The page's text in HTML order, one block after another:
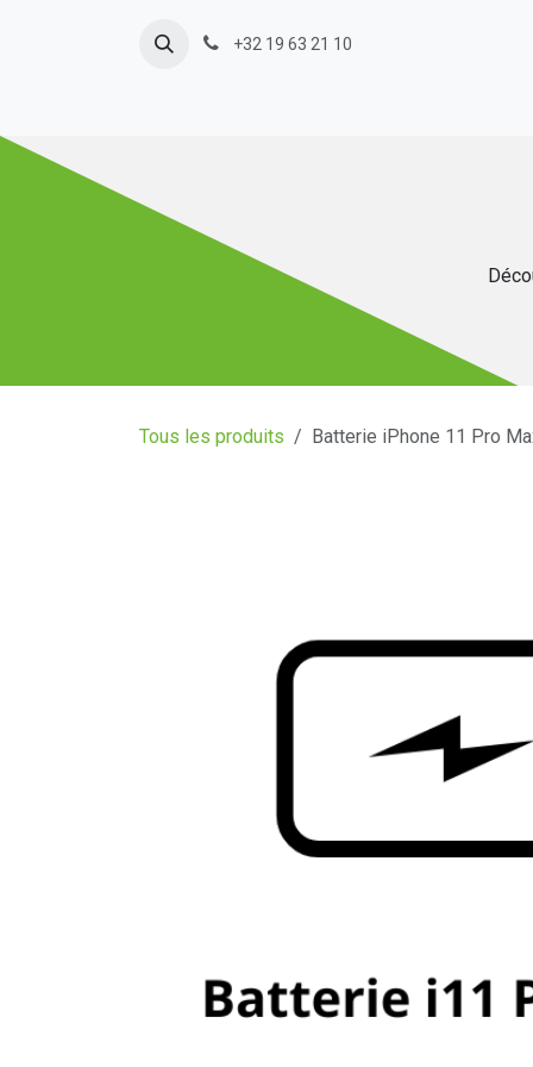
+32 19 63 21 10
Tous les produits Batterie iPhone 11 Pro